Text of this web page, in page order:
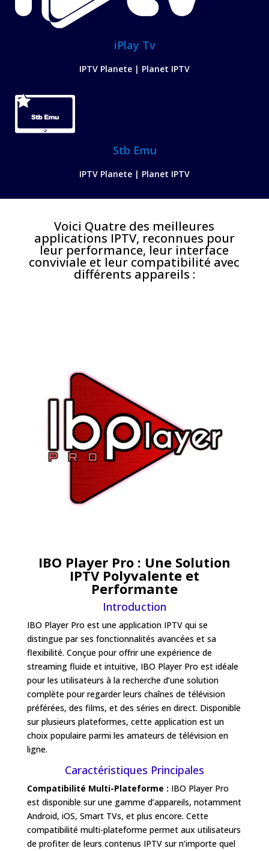
iPlay Tv
IPTV Planete | Planet IPTV
Stb Emu
IPTV Planete | Planet IPTV
Voici Quatre des meilleures
applications IPTV, reconnues pour
leur performance, leur interface
conviviale et leur compatibilité avec
différents appareils :
IBO Player Pro : Une Solution
IPTV Polyvalente et
Performante
Introduction
IBO Player Pro est une application IPTV qui se
distingue par ses fonctionnalités avancées et sa
flexibilité. Conçue pour offrir une expérience de
streaming fluide et intuitive, IBO Player Pro est idéale
pour les utilisateurs à la recherche d’une solution
complète pour regarder leurs chaînes de télévision
préférées, des films, et des séries en direct. Disponible
sur plusieurs plateformes, cette application est un
choix populaire parmi les amateurs de télévision en
ligne.
Caractéristiques Principales
Compatibilité Multi-Plateforme : IBO Player Pro
est disponible sur une gamme d’appareils, notamment
Android, iOS, Smart TVs, et plus encore. Cette
compatibilité multi-plateforme permet aux utilisateurs
de profiter de leurs contenus IPTV sur n’importe quel